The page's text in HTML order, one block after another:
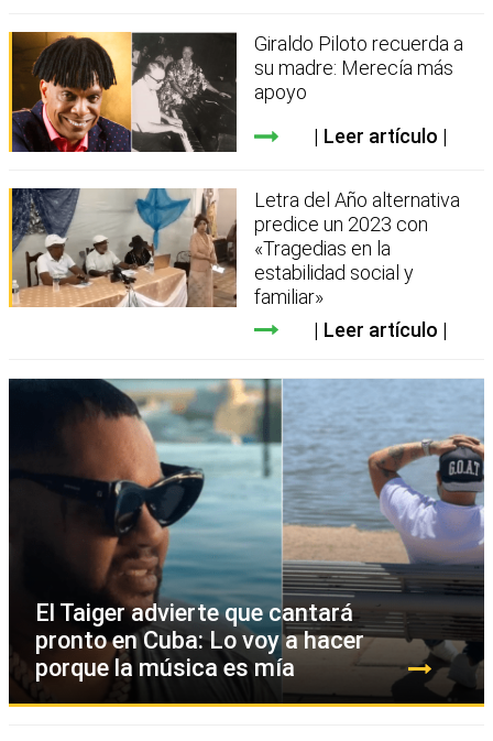
Giraldo Piloto recuerda a
su madre: Merecía más
apoyo
Leer artículo
Letra del Año alternativa
predice un 2023 con
«Tragedias en la
estabilidad social y
familiar»
Leer artículo
El Taiger advierte que cantará
pronto en Cuba: Lo voy a hacer
porque la música es mía